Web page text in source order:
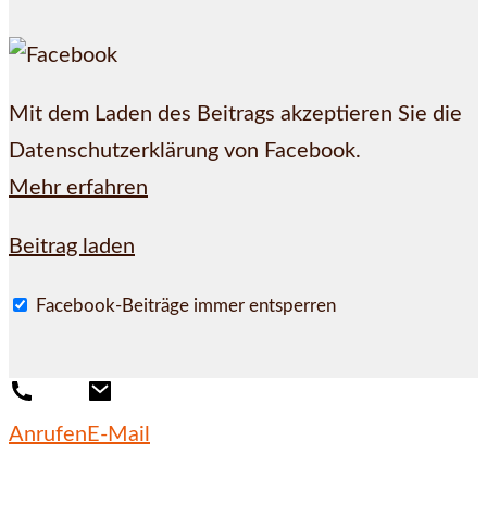
Mit dem Laden des Beitrags akzeptieren Sie die
Datenschutzerklärung von Facebook.
Mehr erfahren
Beitrag laden
Facebook-Beiträge immer entsperren
Anrufen E-Mail